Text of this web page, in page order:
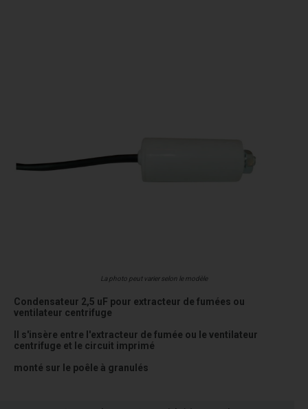
La photo peut varier selon le modèle
Condensateur 2,5 uF pour extracteur de fumées ou
ventilateur centrifuge
Il s'insère entre l'extracteur de fumée ou le ventilateur
centrifuge et le circuit imprimé
monté sur le poêle à granulés